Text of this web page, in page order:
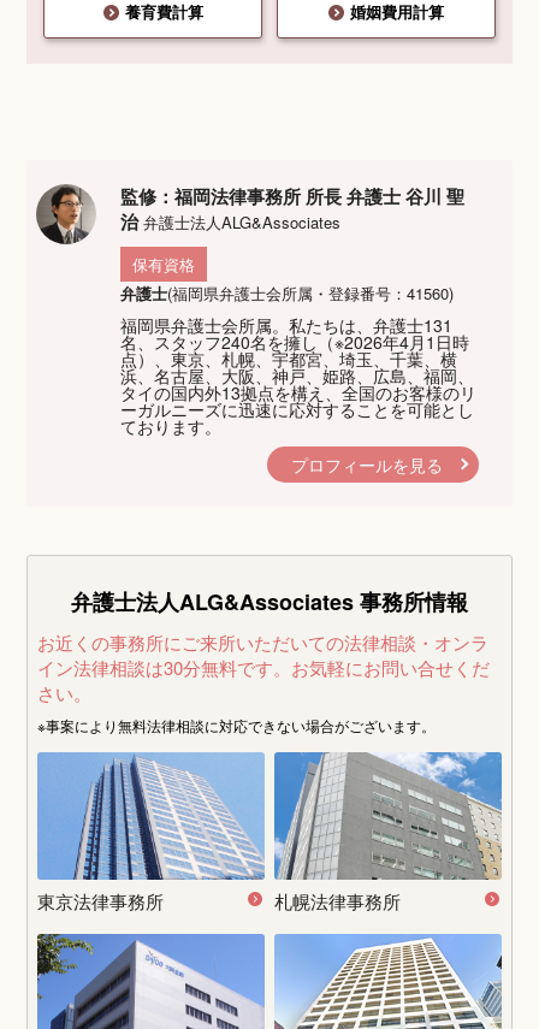
養育費計算 婚姻費用計算
監修：福岡法律事務所 所長 弁護士 谷川 聖
治弁護士法人ALG&Associates
保有資格
弁護士(福岡県弁護士会所属・登録番号：41560)
福岡県弁護士会所属。私たちは、弁護士131
名、スタッフ240名を擁し（※2026年4月1日時
点）、東京、札幌、宇都宮、埼玉、千葉、横
浜、名古屋、大阪、神戸、姫路、広島、福岡、
タイの国内外13拠点を構え、全国のお客様のリ
ーガルニーズに迅速に応対することを可能とし
ております。
プロフィールを見る
弁護士法人ALG&Associates事務所情報
お近くの事務所にご来所いただいての法律相談・オンラ
イン法律相談は30分無料です。 お気軽にお問い合せくだ
さい。
※事案により無料法律相談に対応できない場合がございます。
東京法律事務所 札幌法律事務所